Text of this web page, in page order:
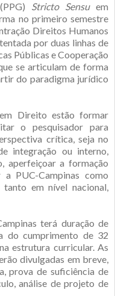
Stricto Sensuem
no primeiro semestre
Direitos Humanos
por duas linhas de
Públicas e Cooperação
se articulam de forma
do paradigma jurídico
Direito estão formar
o pesquisador para
crítica, seja no
integração ou interno,
aperfeiçoar a formação
PUC-Campinas como
em nível nacional,
terá duração de
do cumprimento de 32
estrutura curricular. As
divulgadas em breve,
prova de suficiência de
análise de projeto de